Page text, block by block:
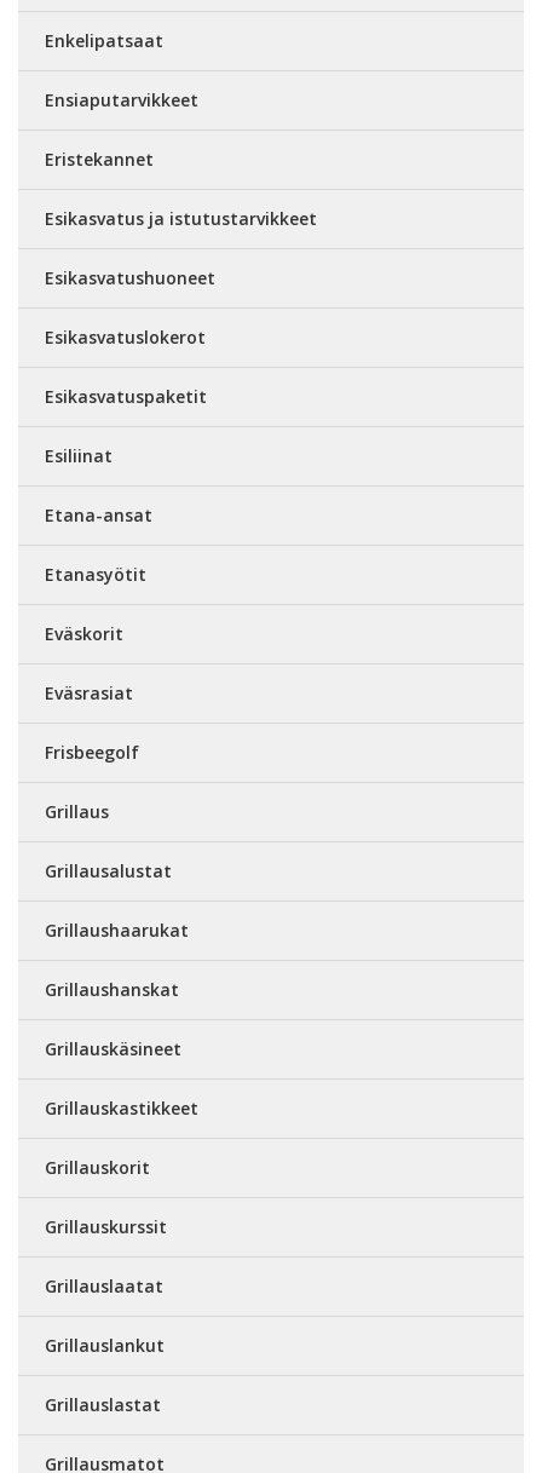
Enkelipatsaat
Ensiaputarvikkeet
Eristekannet
Esikasvatus ja istutustarvikkeet
Esikasvatushuoneet
Esikasvatuslokerot
Esikasvatuspaketit
Esiliinat
Etana-ansat
Etanasyötit
Eväskorit
Eväsrasiat
Frisbeegolf
Grillaus
Grillausalustat
Grillaushaarukat
Grillaushanskat
Grillauskäsineet
Grillauskastikkeet
Grillauskorit
Grillauskurssit
Grillauslaatat
Grillauslankut
Grillauslastat
Grillausmatot